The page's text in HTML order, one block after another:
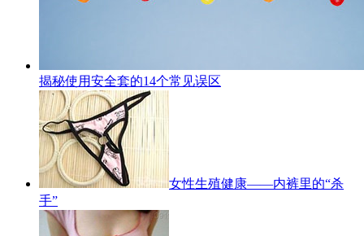
揭秘使用安全套的14个常见误区
女性生殖健康——内裤里的“杀
手”